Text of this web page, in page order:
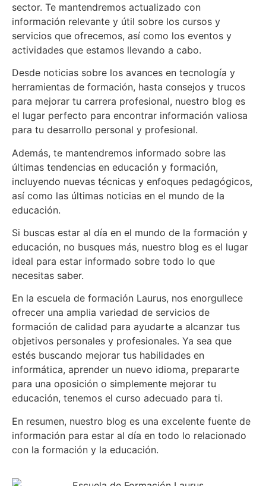
sector. Te mantendremos actualizado con
información relevante y útil sobre los cursos y
servicios que ofrecemos, así como los eventos y
actividades que estamos llevando a cabo.
Desde noticias sobre los avances en tecnología y
herramientas de formación, hasta consejos y trucos
para mejorar tu carrera profesional, nuestro blog es
el lugar perfecto para encontrar información valiosa
para tu desarrollo personal y profesional.
Además, te mantendremos informado sobre las
últimas tendencias en educación y formación,
incluyendo nuevas técnicas y enfoques pedagógicos,
así como las últimas noticias en el mundo de la
educación.
Si buscas estar al día en el mundo de la formación y
educación, no busques más, nuestro blog es el lugar
ideal para estar informado sobre todo lo que
necesitas saber.
En la escuela de formación Laurus, nos enorgullece
ofrecer una amplia variedad de servicios de
formación de calidad para ayudarte a alcanzar tus
objetivos personales y profesionales. Ya sea que
estés buscando mejorar tus habilidades en
informática, aprender un nuevo idioma, prepararte
para una oposición o simplemente mejorar tu
educación, tenemos el curso adecuado para ti.
En resumen, nuestro blog es una excelente fuente de
información para estar al día en todo lo relacionado
con la formación y la educación.